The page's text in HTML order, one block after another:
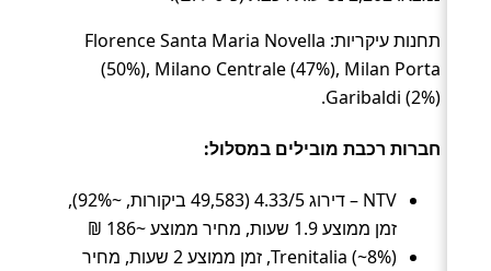
תחנות עיקריות: Florence Santa Maria Novella
(50%), Milano Centrale (47%), Milan Porta
Garibaldi (2%).
חברות רכבת מובילים במסלול:
NTV – דירוג 4.33/5 (49,583 ביקורות, ~92%),
זמן ממוצע 1.9 שעות, מחיר ממוצע ~186 ₪
Trenitalia (~8%), זמן ממוצע 2 שעות, מחיר